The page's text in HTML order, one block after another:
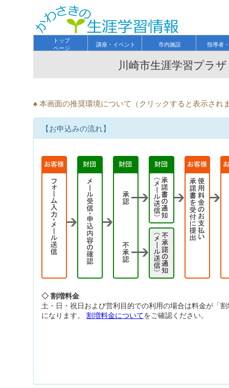
トップ
ページ
講座・イベント 市内施設 指導者
川崎市生涯学習プラ
♠ 本画面の推奨環境について（クリックすると表示され
【お申込みの流れ】
◇ 割増料金
土・日・祝日および営利目的での利用の場合は料金が「
になります。 割増料金についてをご確認ください。